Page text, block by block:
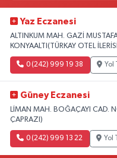
Yaz Eczanesi
ALTINKUM MAH. GAZİ
KONYAALTI(TÜRKAY OTEL
0 (242) 999 19 38 Yol
Güney Eczanesi
LİMAN MAH. BOĞAÇAYI CAD.
ÇAPRAZI)
0 (242) 999 13 22 Yol